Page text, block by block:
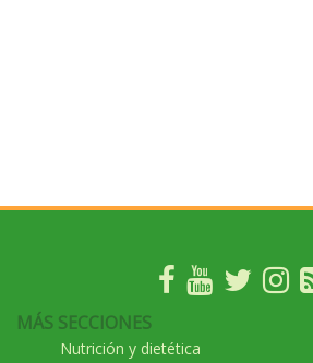
MÁS SECCIONES
Nutrición y dietética